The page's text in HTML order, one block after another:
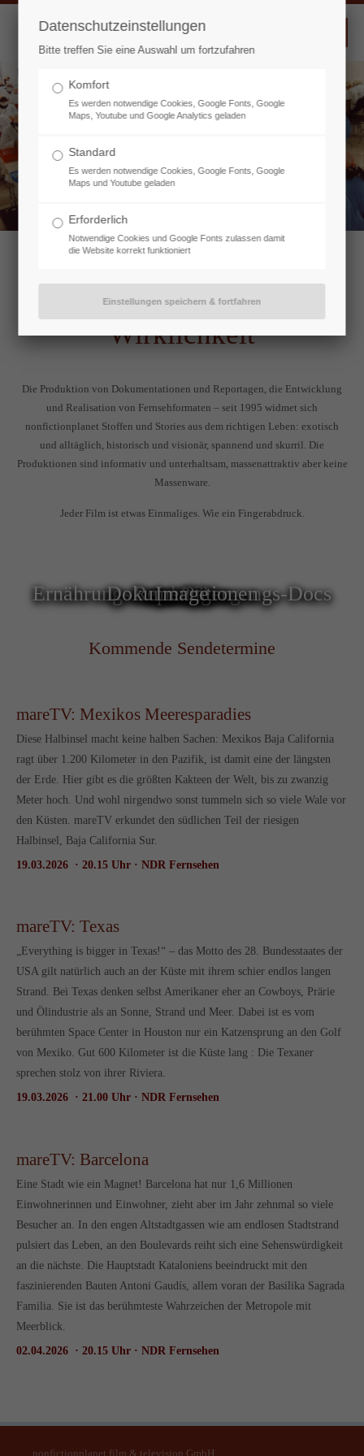
Willkommen in der
Wirklichkeit
Die Produktion von Dokumentationen und Reportagen, die Entwicklung
und Realisation von Fernsehformaten – seit 1995 widmet sich
nonfictionplanet Stoffen und Stories aus dem richtigen Leben: exotisch
und alltäglich, historisch und visionär, spannend und skurril. Die
Produktionen sind informativ und unterhaltsam, massenattraktiv aber keine
Massenware.
Jeder Film ist etwas Einmaliges. Wie ein Fingerabdruck.
mareTV
Ernährungs- und Bewegungs-Docs
Doku-Reihen
Reportagen
Dokumentationen
Image
Kommende Sendetermine
mareTV: Mexikos Meeresparadies
Diese Halbinsel macht keine halben Sachen: Mexikos Baja California
ragt über 1.200 Kilometer in den Pazifik, ist damit eine der längsten
der Erde. Hier gibt es die größten Kakteen der Welt, bis zu zwanzig
Meter hoch. Und wohl nirgendwo sonst tummeln sich so viele Wale vor
den Küsten. mareTV erkundet den südlichen Teil der riesigen
Halbinsel, Baja California Sur.
19.03.2026 · 20.15 Uhr · NDR Fernsehen
mareTV: Texas
„Everything is bigger in Texas!“ – das Motto des 28. Bundesstaates der
USA gilt natürlich auch an der Küste mit ihrem schier endlos langen
Strand. Bei Texas denken selbst Amerikaner eher an Cowboys, Prärie
und Ölindustrie als an Sonne, Strand und Meer. Dabei ist es vom
berühmten Space Center in Houston nur ein Katzensprung an den Golf
von Mexiko. Gut 600 Kilometer ist die Küste lang : Die Texaner
sprechen stolz von ihrer Riviera.
19.03.2026 · 21.00 Uhr · NDR Fernsehen
mareTV: Barcelona
Eine Stadt wie ein Magnet! Barcelona hat nur 1,6 Millionen
Einwohnerinnen und Einwohner, zieht aber im Jahr zehnmal so viele
Besucher an. In den engen Altstadtgassen wie am endlosen Stadtstrand
pulsiert das Leben, an den Boulevards reiht sich eine Sehenswürdigkeit
an die nächste. Die Hauptstadt Kataloniens beeindruckt mit den
faszinierenden Bauten Antoni Gaudís, allem voran der Basilika Sagrada
Familia. Sie ist das berühmteste Wahrzeichen der Metropole mit
Meerblick.
02.04.2026 · 20.15 Uhr · NDR Fernsehen
nonfictionplanet film & television GmbH
Datenschutzeinstellungen
Bitte treffen Sie eine Auswahl um fortzufahren
Komfort
Es werden notwendige Cookies, Google Fonts, Google
Maps, Youtube und Google Analytics geladen
Standard
Es werden notwendige Cookies, Google Fonts, Google
Maps und Youtube geladen
Erforderlich
Notwendige Cookies und Google Fonts zulassen damit
die Website korrekt funktioniert